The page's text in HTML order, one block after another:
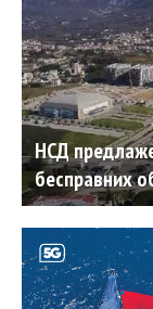
НСД
бесправних